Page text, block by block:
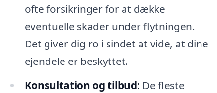
ofte forsikringer for at dække
eventuelle skader under flytningen.
Det giver dig ro i sindet at vide, at dine
ejendele er beskyttet.
Konsultation og tilbud: De fleste